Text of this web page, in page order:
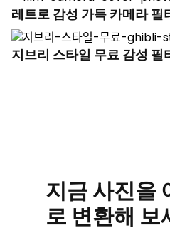
레트로 감성 가득 카메라 필
지브리 스타일 무료 감성 필
지금 사진을
로 변환해 보